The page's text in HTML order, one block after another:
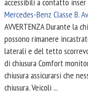
accessibili a contatto inser
Mercedes-Benz Classe B.
AVVERTENZA Durante la
possono rimanere
laterali e del tetto
di chiusura Comfort
chiusura assicurarsi che
chiusura. Veicoli ...